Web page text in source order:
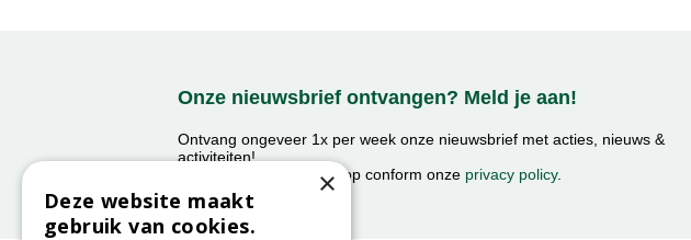
Onze nieuwsbrief ontvangen? Meld je aan!
Ontvang ongeveer 1x per week onze nieuwsbrief met acties, nieuws &
activiteiten!
We slaan uw gegevens op conform onze privacy policy.
×
Deze website maakt
gebruik van cookies.